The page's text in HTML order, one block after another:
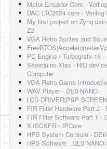
Motor Encoder Core - Verilog
DAC LTC2624 core - Verilog
My first project on Zynq
Z2
VGA Retro Sprites and
FreeRTOS(Accelerometer-
PC Engine / Turbografx-16 -
Seeeduino Xiao - HID
Computer.
VGA Retro Game
WAV Player - DE0-NANO
LCD DRIVER(PSP
FIR Filter Hardware Part 2 -
FIR Filter Software Part 1 -
X-ISCKER - IPCore
HPS System Console -
HPS Software - DE0-